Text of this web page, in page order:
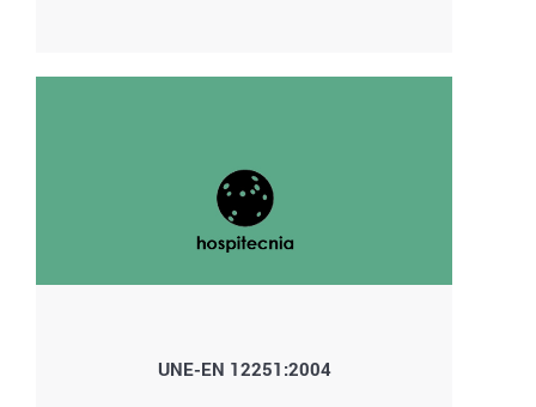
UNE-EN 12251:2004